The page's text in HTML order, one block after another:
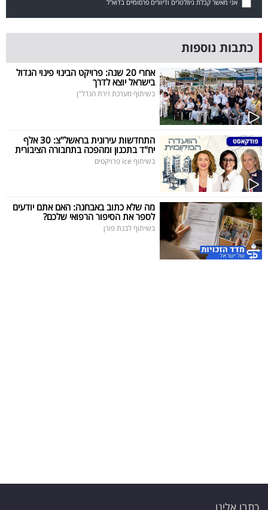
40
שיתופי
פעולה
דרושים
ניוזלטרים
מייל
אדום
אני מאשר קבלת ניוזלטרים ודיוורים פרסומיים בדוא"ל
כתבות נוספות
אחרי 20 שנה: פרויקט הבינוי פינוי הגדול
בישראל יוצא לדרך
בשיתוף מערכת זירת הנדל"ן
התחדשות עירונית בראשל"צ: 30 אלף
יח"ד בתכנון ומהפכה בתחבורה הציבורית
בשיתוף ice פרויקטים
מה שלא כתוב באבחנה: האם אתם יודעים
לספר את הסיפור הרפואי שלכם?
בשיתוף לבנת פורן